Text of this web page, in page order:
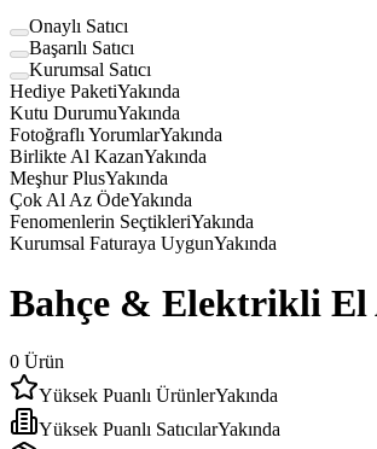
Onaylı Satıcı
Başarılı Satıcı
Kurumsal Satıcı
Hediye PaketiYakında
Kutu DurumuYakında
Fotoğraflı YorumlarYakında
Birlikte Al KazanYakında
Meşhur PlusYakında
Çok Al Az ÖdeYakında
Fenomenlerin SeçtikleriYakında
Kurumsal Faturaya UygunYakında
Bahçe & Elektrikli El
0 Ürün
Yüksek Puanlı ÜrünlerYakında
Yüksek Puanlı SatıcılarYakında